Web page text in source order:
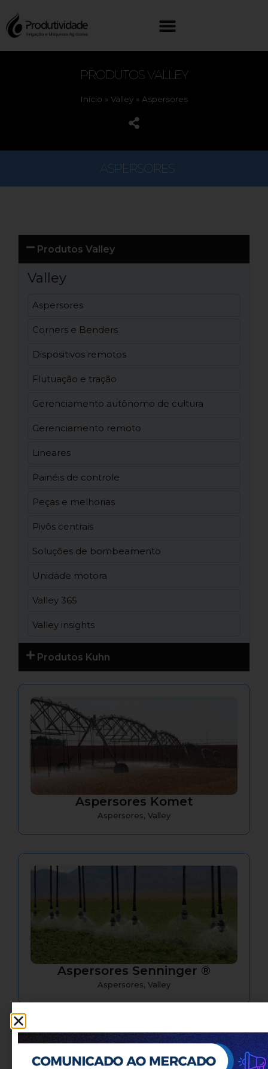
PRODUTOS VALLEY
Início » Valley » Aspersores
ASPERSORES
Produtos Valley
Valley
Aspersores
Corners e Benders
Dispositivos remotos
Flutuação e tração
Gerenciamento autônomo de cultura
Gerenciamento remoto
Lineares
Painéis de controle
Peças e melhorias
Pivôs centrais
Soluções de bombeamento
Unidade motora
Valley 365
Valley insights
Produtos Kuhn
Aspersores Komet
Aspersores, Valley
Aspersores Senninger ®
Aspersores, Valley